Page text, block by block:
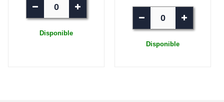
Disponible
Disponible